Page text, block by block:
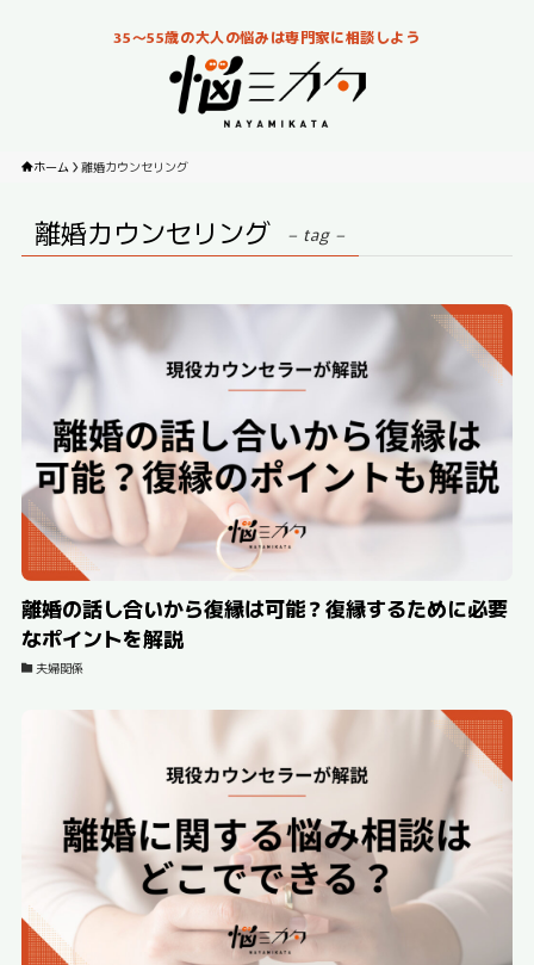
35～55歳の大人の悩みは専門家に相談しよう
ホーム 離婚カウンセリング
離婚カウンセリング – tag –
離婚の話し合いから復縁は可能？復縁するために必要
なポイントを解説
夫婦関係